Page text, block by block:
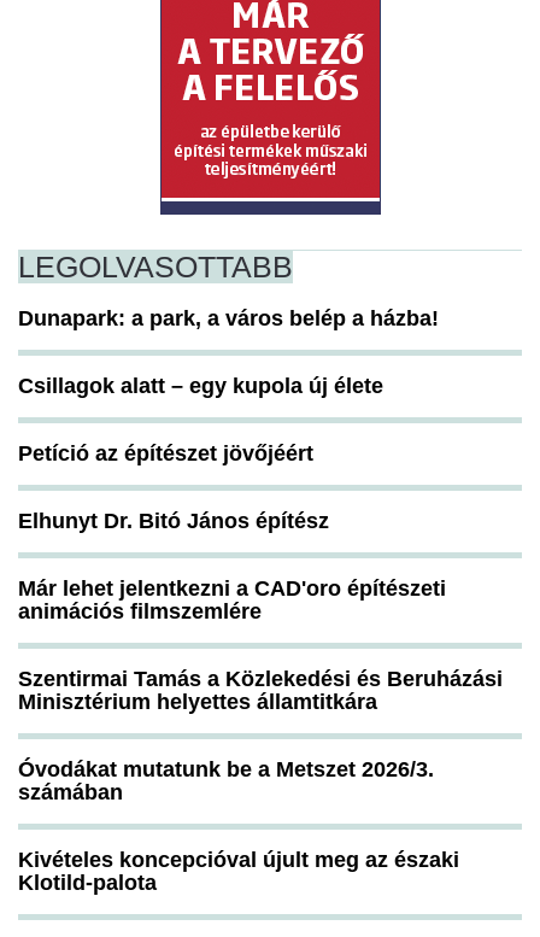
LEGOLVASOTTABB
Dunapark: a park, a város belép a házba!
Csillagok alatt – egy kupola új élete
Petíció az építészet jövőjéért
Elhunyt Dr. Bitó János építész
Már lehet jelentkezni a CAD'oro építészeti
animációs filmszemlére
Szentirmai Tamás a Közlekedési és Beruházási
Minisztérium helyettes államtitkára
Óvodákat mutatunk be a Metszet 2026/3.
számában
Kivételes koncepcióval újult meg az északi
Klotild-palota